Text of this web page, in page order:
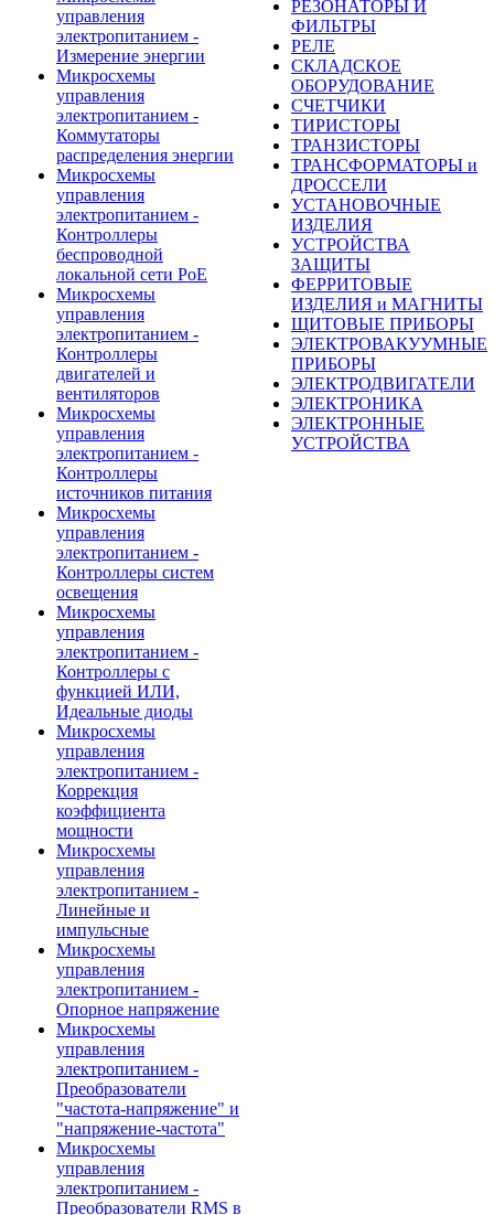
управления
электропитанием -
Измерение энергии
Микросхемы
управления
электропитанием -
Коммутаторы
распределения энергии
Микросхемы
управления
электропитанием -
Контроллеры
беспроводной
локальной сети PoE
Микросхемы
управления
электропитанием -
Контроллеры
двигателей и
вентиляторов
Микросхемы
управления
электропитанием -
Контроллеры
источников питания
Микросхемы
управления
электропитанием -
Контроллеры систем
освещения
Микросхемы
управления
электропитанием -
Контроллеры с
функцией ИЛИ,
Идеальные диоды
Микросхемы
управления
электропитанием -
Коррекция
коэффициента
мощности
Микросхемы
управления
электропитанием -
Линейные и
импульсные
Микросхемы
управления
электропитанием -
Опорное напряжение
Микросхемы
управления
электропитанием -
Преобразователи
"частота-напряжение" и
"напряжение-частота"
Микросхемы
управления
электропитанием -
Преобразователи RMS в
РЕЗОНАТОРЫ И
ФИЛЬТРЫ
РЕЛЕ
СКЛАДСКОЕ
ОБОРУДОВАНИЕ
СЧЕТЧИКИ
ТИРИСТОРЫ
ТРАНЗИСТОРЫ
ТРАНСФОРМАТОРЫ и
ДРОССЕЛИ
УСТАНОВОЧНЫЕ
ИЗДЕЛИЯ
УСТРОЙСТВА
ЗАЩИТЫ
ФЕРРИТОВЫЕ
ИЗДЕЛИЯ и МАГНИТЫ
ЩИТОВЫЕ ПРИБОРЫ
ЭЛЕКТРОВАКУУМНЫЕ
ПРИБОРЫ
ЭЛЕКТРОДВИГАТЕЛИ
ЭЛЕКТРОНИКА
ЭЛЕКТРОННЫЕ
УСТРОЙСТВА